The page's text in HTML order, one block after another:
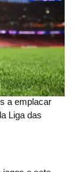
a emplacar
Liga das